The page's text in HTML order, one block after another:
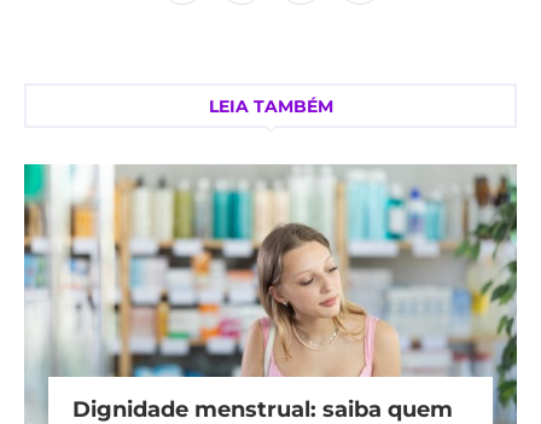
LEIA TAMBÉM
Dignidade menstrual: saiba quem